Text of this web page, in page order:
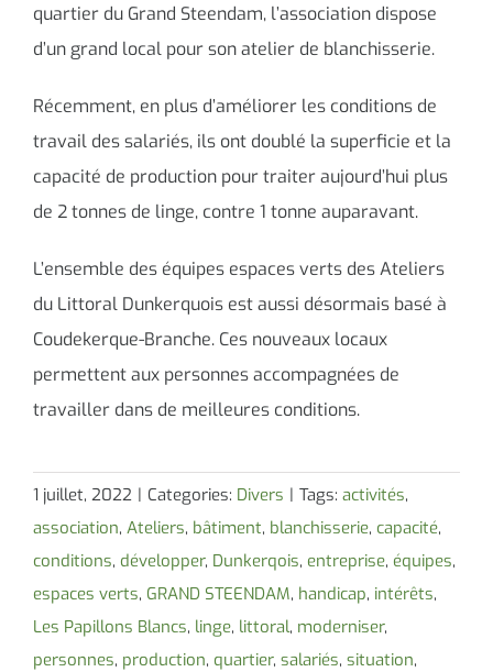
quartier du Grand Steendam, l’association dispose
d’un grand local pour son atelier de blanchisserie.
Récemment, en plus d’améliorer les conditions de
travail des salariés, ils ont doublé la superficie et la
capacité de production pour traiter aujourd’hui plus
de 2 tonnes de linge, contre 1 tonne auparavant.
L’ensemble des équipes espaces verts des Ateliers
du Littoral Dunkerquois est aussi désormais basé à
Coudekerque-Branche. Ces nouveaux locaux
permettent aux personnes accompagnées de
travailler dans de meilleures conditions.
1 juillet, 2022 | Categories: Divers | Tags: activités,
association, Ateliers, bâtiment, blanchisserie, capacité,
conditions, développer, Dunkerqois, entreprise, équipes,
espaces verts, GRAND STEENDAM, handicap, intérêts,
Les Papillons Blancs, linge, littoral, moderniser,
personnes, production, quartier, salariés, situation,